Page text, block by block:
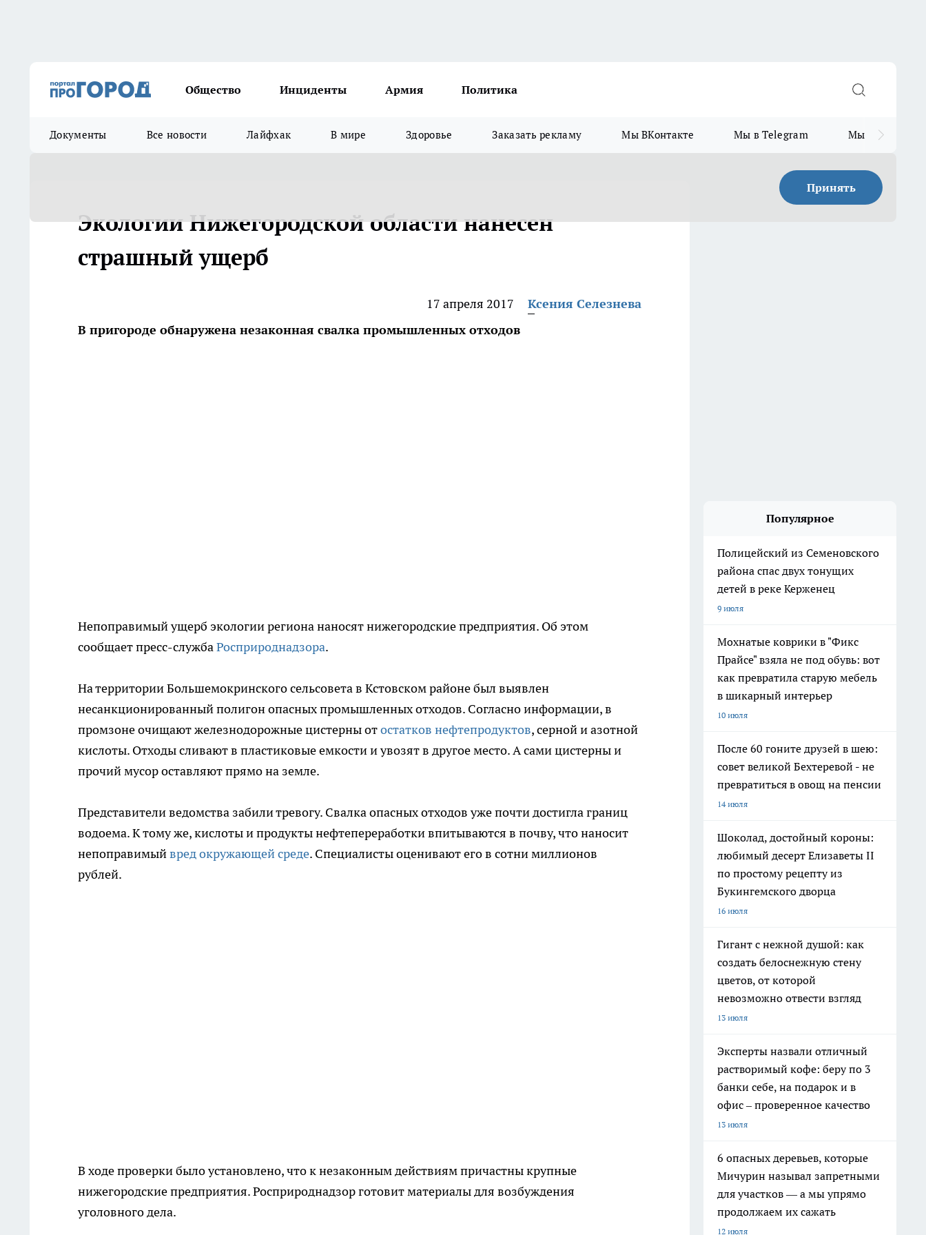
Общество Инциденты Армия Политика
Документы Все новости Лайфхак В мире Здоровье Заказать рекламу Мы ВКонтакте Мы в Telegram Мы в MAX
Принять
Экологии Нижегородской области нанесен
страшный ущерб
17 апреля 2017
Ксения Селезнева
В пригороде обнаружена незаконная свалка промышленных отходов
Непоправимый ущерб экологии региона наносят нижегородские предприятия. Об этом
сообщает пресс-службаРосприроднадзора.
На территории Большемокринского сельсовета в Кстовском районе был выявлен
несанкционированный полигон опасных промышленных отходов. Согласно информации, в
промзоне очищают железнодорожные цистерны отостатков нефтепродуктов, серной и азотной
кислоты. Отходы сливают в пластиковые емкости и увозят в другое место. А сами цистерны и
прочий мусор оставляют прямо на земле.
Представители ведомства забили тревогу. Свалка опасных отходов уже почти достигла границ
водоема. К тому же, кислоты и продукты нефтепереработки впитываются в почву, что наносит
непоправимыйвред окружающей среде. Специалисты оценивают его в сотни миллионов
рублей.
В ходе проверки было установлено, что к незаконным действиям причастны крупные
нижегородские предприятия. Росприроднадзор готовит материалы для возбуждения
уголовного дела.
Популярное
Полицейский из Семеновского
района спас двух тонущих
детей в реке Керженец
9 июля
Мохнатые коврики в "Фикс
Прайсе" взяла не под обувь: вот
как превратила старую мебель
в шикарный интерьер
10 июля
После 60 гоните друзей в шею:
совет великой Бехтеревой - не
превратиться в овощ на пенсии
14 июля
Шоколад, достойный короны:
любимый десерт Елизаветы II
по простому рецепту из
Букингемского дворца
16 июля
Гигант с нежной душой: как
создать белоснежную стену
цветов, от которой
невозможно отвести взгляд
13 июля
Эксперты назвали отличный
растворимый кофе: беру по 3
банки себе, на подарок и в
офис – проверенное качество
13 июля
6 опасных деревьев, которые
Мичурин называл запретными
для участков — а мы упрямо
продолжаем их сажать
12 июля